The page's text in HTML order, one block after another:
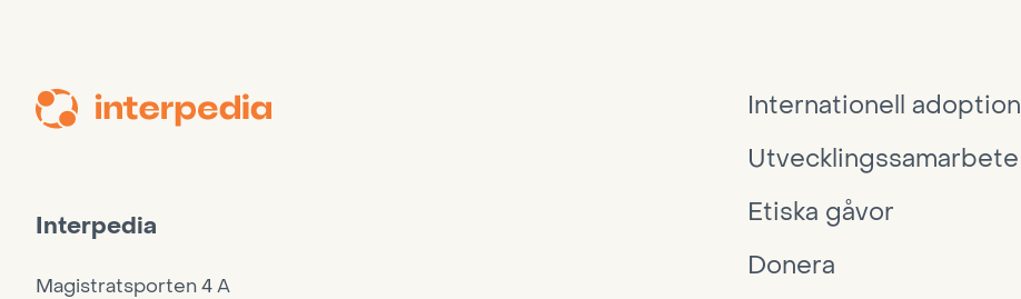
Interpedia
Magistratsporten 4 A
Internationell adoption
Utvecklingssamarbete
Etiska gåvor
Donera